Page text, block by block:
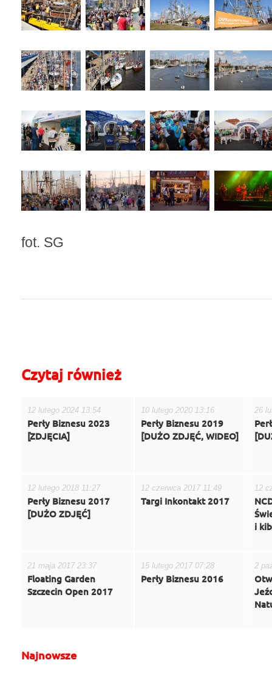
fot. SG
Czytaj również
12 lutego 2024 13:54
Perły Biznesu 2023
[ZDJĘCIA]
10 lutego 2020 13:16
Perły Biznesu 2019
[DUŻO ZDJĘĆ, WIDEO]
26
12 lutego 2018 11:27
Perły Biznesu 2017
[DUŻO ZDJĘĆ]
12 czerwca 2017 11:49
Targi Inkontakt 2017
12
i
21 maja 2017 23:37
Floating Garden
Szczecin Open 2017
15 lutego 2017 07:28
Perły Biznesu 2016
2
Najnowsze